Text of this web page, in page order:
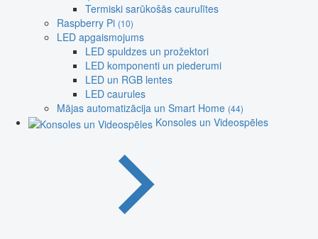
Termiski sarūkošās caurulītes
Raspberry Pi (10)
LED apgaismojums
LED spuldzes un prožektori
LED komponenti un piederumi
LED un RGB lentes
LED caurules
Mājas automatizācija un Smart Home (44)
Konsoles un Videospēles